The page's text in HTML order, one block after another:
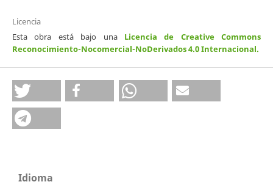
Licencia
Esta obra está bajo una Licencia de Creative Commons
Reconocimiento-Nocomercial-NoDerivados 4.0 Internacional.
Idioma